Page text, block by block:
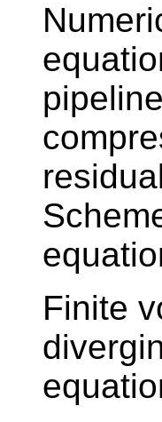
Finite